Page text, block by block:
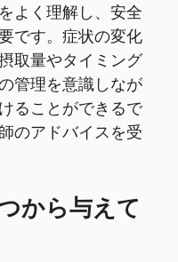
よく理解し、安全
です。症状の変化
取量やタイミング
管理を意識しなが
ることができるで
のアドバイスを受
から与えて